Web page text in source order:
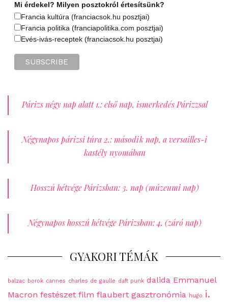
Mi érdekel? Milyen posztokról értesítsünk?
Francia kultúra (franciacsok.hu posztjai)
Francia politika (franciapolitika.com posztjai)
Evés-ivás-receptek (franciacsok.hu posztjai)
Párizs négy nap alatt 1.: első nap, ismerkedés Párizzsal
Négynapos párizsi túra 2.: második nap, a versailles-i
kastély nyomában
Hosszú hétvége Párizsban: 3. nap (múzeumi nap)
Négynapos hosszú hétvége Párizsban: 4. (záró nap)
GYAKORI TÉMÁK
balzac borok cannes charles de gaulle daft punk dalida Emmanuel
Macron festészet film flaubert gasztronómia hugo i.